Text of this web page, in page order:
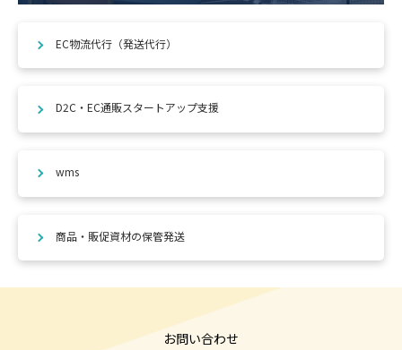
EC物流代行（発送代行）
D2C・EC通販スタートアップ支援
wms
商品・販促資材の保管発送
お問い合わせ